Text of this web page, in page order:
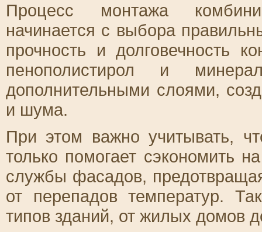
Процесс монтажа
начинается с выбора
прочность и долговечность
пенополистирол и
дополнительными слоями,
и шума.
При этом важно учитывать,
только помогает сэкономить
службы фасадов,
от перепадов температур.
типов зданий, от жилых домов